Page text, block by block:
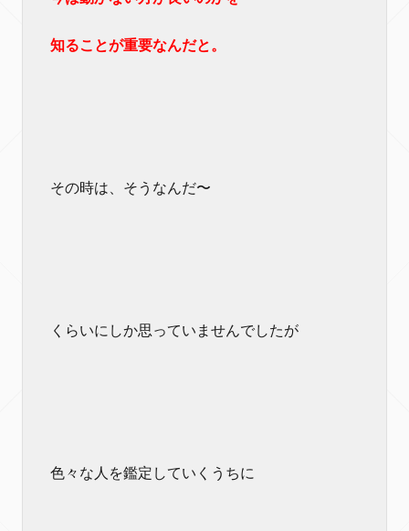
知ることが重要なんだと。
その時は、そうなんだ〜
くらいにしか思っていませんでしたが
色々な人を鑑定していくうちに